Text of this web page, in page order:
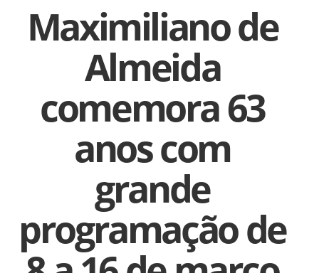
Maximiliano de
Almeida
comemora 63
anos com
grande
programação de